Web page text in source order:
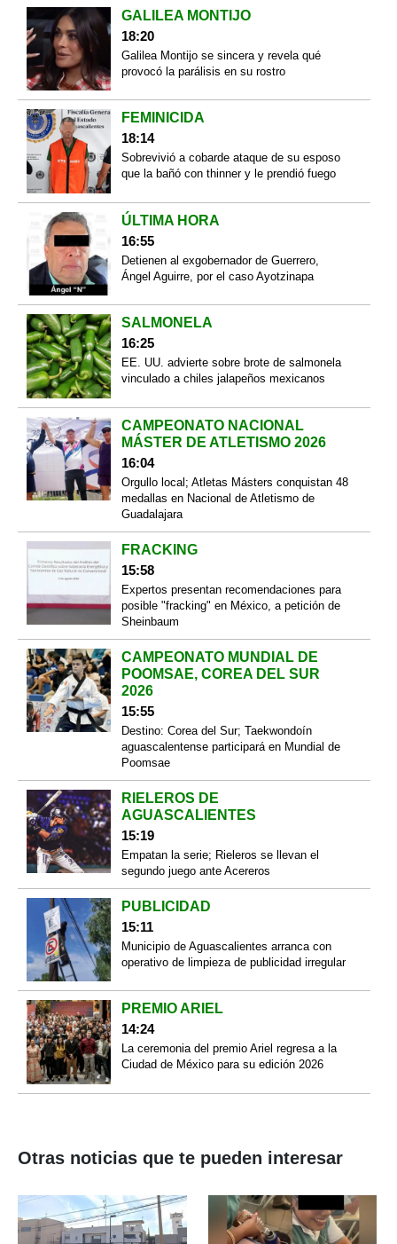
GALILEA MONTIJO
18:20
Galilea Montijo se sincera y revela qué
provocó la parálisis en su rostro
FEMINICIDA
18:14
Sobrevivió a cobarde ataque de su esposo
que la bañó con thinner y le prendió fuego
ÚLTIMA HORA
16:55
Detienen al exgobernador de Guerrero,
Ángel Aguirre, por el caso Ayotzinapa
SALMONELA
16:25
EE. UU. advierte sobre brote de salmonela
vinculado a chiles jalapeños mexicanos
CAMPEONATO NACIONAL
MÁSTER DE ATLETISMO 2026
16:04
Orgullo local; Atletas Másters conquistan 48
medallas en Nacional de Atletismo de
Guadalajara
FRACKING
15:58
Expertos presentan recomendaciones para
posible "fracking" en México, a petición de
Sheinbaum
CAMPEONATO MUNDIAL DE
POOMSAE, COREA DEL SUR
2026
15:55
Destino: Corea del Sur; Taekwondoín
aguascalentense participará en Mundial de
Poomsae
RIELEROS DE
AGUASCALIENTES
15:19
Empatan la serie; Rieleros se llevan el
segundo juego ante Acereros
PUBLICIDAD
15:11
Municipio de Aguascalientes arranca con
operativo de limpieza de publicidad irregular
PREMIO ARIEL
14:24
La ceremonia del premio Ariel regresa a la
Ciudad de México para su edición 2026
Otras noticias que te pueden interesar